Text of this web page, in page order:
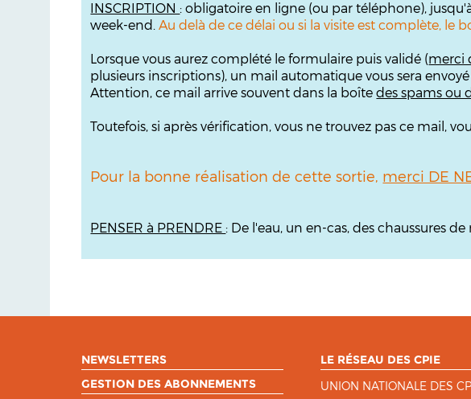
INSCRIPTION : obligatoire en ligne (ou par téléphone),
week-end.Au delà de ce délai ou si la visite est complète, le
Lorsque vous aurez complété le formulaire puis validé (merci
plusieurs inscriptions), un mail automatique vous sera
Attention, ce mail arrive souvent dans la boîtedes spams ou
Toutefois, si après vérification, vous ne trouvez pas ce mail,
Pour la bonne réalisation de cette sortie, merci DE
PENSER à PRENDRE : De l'eau, un en-cas, des chaussures
NEWSLETTERS
GESTION DES ABONNEMENTS
LE RÉSEAU DES CPIE
UNION NATIONALE DES